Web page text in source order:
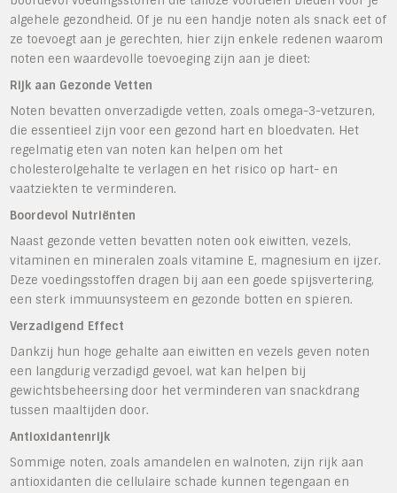
algehele gezondheid. Of je nu een handje noten als snack eet of
ze toevoegt aan je gerechten, hier zijn enkele redenen waarom
noten een waardevolle toevoeging zijn aan je dieet:
Rijk aan Gezonde Vetten
Noten bevatten onverzadigde vetten, zoals omega-3-vetzuren,
die essentieel zijn voor een gezond hart en bloedvaten. Het
regelmatig eten van noten kan helpen om het
cholesterolgehalte te verlagen en het risico op hart- en
vaatziekten te verminderen.
Boordevol Nutriënten
Naast gezonde vetten bevatten noten ook eiwitten, vezels,
vitaminen en mineralen zoals vitamine E, magnesium en ijzer.
Deze voedingsstoffen dragen bij aan een goede spijsvertering,
een sterk immuunsysteem en gezonde botten en spieren.
Verzadigend Effect
Dankzij hun hoge gehalte aan eiwitten en vezels geven noten
een langdurig verzadigd gevoel, wat kan helpen bij
gewichtsbeheersing door het verminderen van snackdrang
tussen maaltijden door.
Antioxidantenrijk
Sommige noten, zoals amandelen en walnoten, zijn rijk aan
antioxidanten die cellulaire schade kunnen tegengaan en